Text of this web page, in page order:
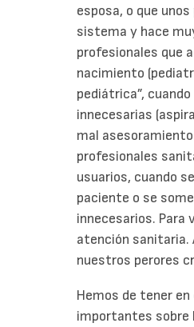
esposa, o que
sistema y hace
profesionales que
nacimiento
pediátrica”,
innecesarias
mal
profesionales
usuarios, cuando
paciente o se
innecesarios. Para
atención sanitaria.
nuestros perores
Hemos de tener
importantes sobre